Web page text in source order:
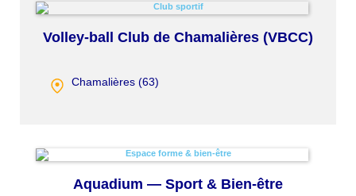
Volley-ball Club de Chamalières (VBCC)
Chamalières (63)
Aquadium — Sport & Bien-être